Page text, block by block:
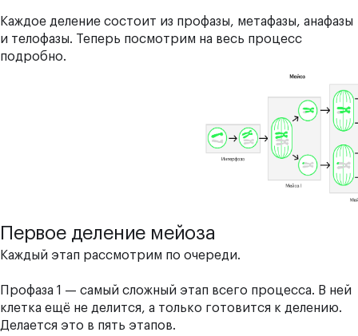
Каждое деление состоит из профазы, метафазы, анафазы
и телофазы. Теперь посмотрим на весь процесс
подробно.
Первое деление мейоза
Каждый этап рассмотрим по очереди.
Профаза 1 — самый сложный этап всего процесса. В ней
клетка ещё не делится, а только готовится к делению.
Делается это в пять этапов.